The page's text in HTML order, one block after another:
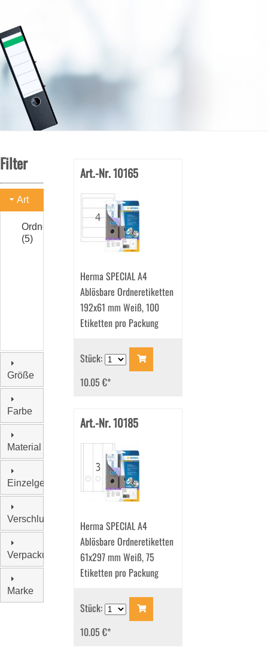
Filter
Art
Ordneretiketten
(5)
Größe
Farbe
Material
Einzelgewicht
Verschluss
Verpackungseinheit
Marke
Art.-Nr. 10165
Herma SPECIAL A4
Ablösbare Ordneretiketten
192x61 mm Weiß, 100
Etiketten pro Packung
Stück:
10.05 €*
Art.-Nr. 10185
Herma SPECIAL A4
Ablösbare Ordneretiketten
61x297 mm Weiß, 75
Etiketten pro Packung
Stück:
10.05 €*